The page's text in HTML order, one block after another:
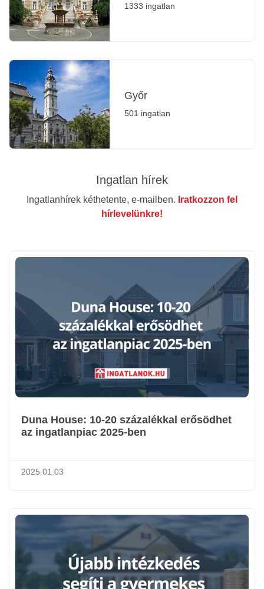
1333 ingatlan
Győr
501 ingatlan
Ingatlan hírek
Ingatlanhírek kéthetente, e-mailben. Iratkozzon fel
hírlevelünkre!
Duna House: 10-20 százalékkal erősödhet
az ingatlanpiac 2025-ben
2025.01.03